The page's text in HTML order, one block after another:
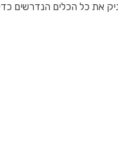
את כל הכלים הנדרשים